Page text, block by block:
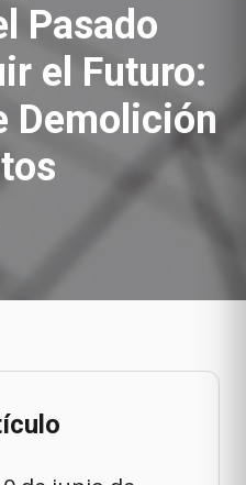
Pasado
el Futuro:
Demolición